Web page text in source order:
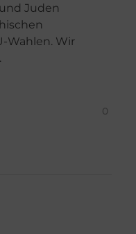
Juden
Wahlen. Wir
0